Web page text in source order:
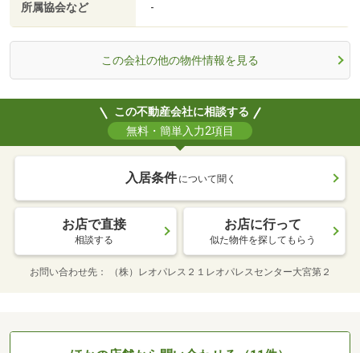
所属協会など -
この会社の他の物件情報を見る
この不動産会社に相談する
無料・簡単入力2項目
入居条件 について聞く
お店で直接
相談する
お店に行って
似た物件を探してもらう
お問い合わせ先 （株）レオパレス２１レオパレスセンター大宮第２